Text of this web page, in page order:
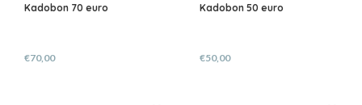
Kadobon 70 euro
€70,00
Kadobon 50 euro
€50,00